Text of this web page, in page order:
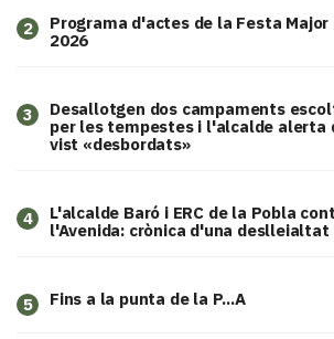
2
Programa d'actes de la Festa Major
2026
3
​Desallotgen dos campaments
per les tempestes i l'alcalde alerta
vist «desbordats»
4
L'alcalde Baró i ERC de la Pobla
l'Avenida: crònica d'una deslleialtat
5 Fins a la punta de la P...A